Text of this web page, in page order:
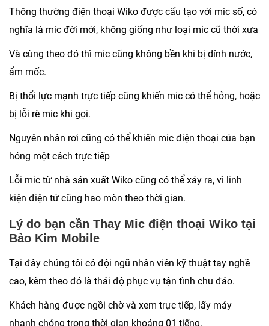
Thông thường điện thoại Wiko được cấu tạo với mic số, có
nghĩa là mic đời mới, không giống như loại mic cũ thời xưa
Và cùng theo đó thì mic cũng không bền khi bị dính nước,
ẩm mốc.
Bị thổi lực mạnh trực tiếp cũng khiến mic có thể hỏng, hoặc
bị lỗi rè mic khi gọi.
Nguyên nhân rơi cũng có thể khiến mic điện thoại của bạn
hỏng một cách trực tiếp
Lỗi mic từ nhà sản xuất Wiko cũng có thể xảy ra, vì linh
kiện điện tử cũng hao mòn theo thời gian.
Lý do bạn cần Thay Mic điện thoại Wiko tại
Bảo Kim Mobile
Tại đây chúng tôi có đội ngũ nhân viên kỹ thuật tay nghề
cao, kèm theo đó là thái độ phục vụ tận tình chu đáo.
Khách hàng được ngồi chờ và xem trực tiếp, lấy máy
nhanh chóng trong thời gian khoảng 01 tiếng.